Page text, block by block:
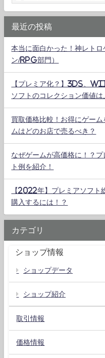
最近の投稿
本当に面白かった！神レト
ン/RPG部門）
【プレミア化？】3DS、
ソフトのコレクション価値は
買取価格比較！お得にゲー
ムはどのお店で売るべき？
なぜゲームが高価格に！？
ト例を紹介！
【2022年】プレミアソフト
購入するには！？
カテゴリ
ショップ情報
ショップデータ
ショップ紹介
取引情報
価格情報